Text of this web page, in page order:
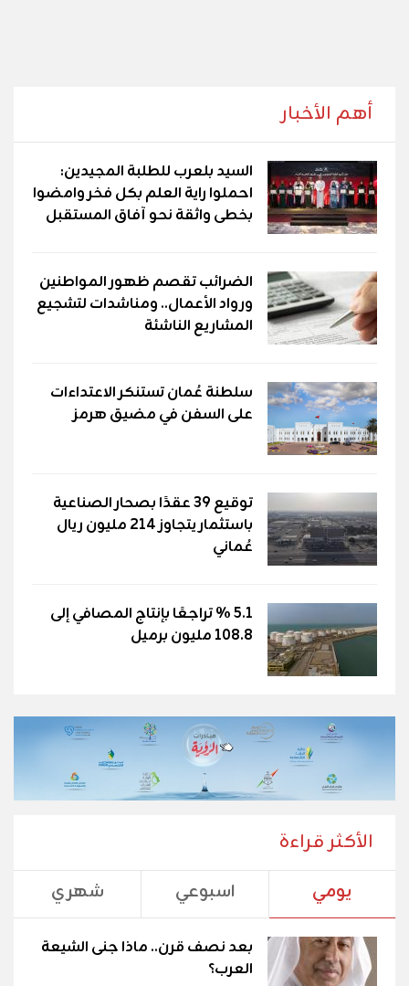
أهم الأخبار
السيد بلعرب للطلبة المجيدين:
احملوا راية العلم بكل فخر وامضوا
بخطى واثقة نحو آفاق المستقبل
الضرائب تقصم ظهور المواطنين
ورواد الأعمال.. ومناشدات لتشجيع
المشاريع الناشئة
سلطنة عُمان تستنكر الاعتداءات
على السفن في مضيق هرمز
توقيع 39 عقدًا بصحار الصناعية
باستثمار يتجاوز 214 مليون ريال
عُماني
5.1 % تراجعًا بإنتاج المصافي إلى
108.8 مليون برميل
الأكثر قراءة
يومي اسبوعي شهري
بعد نصف قرن.. ماذا جنى الشيعة
العرب؟